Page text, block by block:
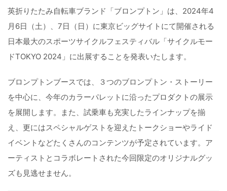
英折りたたみ自転車ブランド「ブロンプトン」は、2024年4
月6日（土）、7日（日）に東京ビッグサイトにて開催される
日本最大のスポーツサイクルフェスティバル「サイクルモー
ドTOKYO 2024」に出展することを発表いたします。
ブロンプトンブースでは、３つのブロンプトン・ストーリー
を中心に、今年のカラーパレットに沿ったプロダクトの展示
を展開します。また、試乗車も充実したラインナップを揃
え、更にはスペシャルゲストを迎えたトークショーやライド
イベントなどたくさんのコンテンツが予定されています。ア
ーティストとコラボレートされた今回限定のオリジナルグッ
ズも見逃せません。